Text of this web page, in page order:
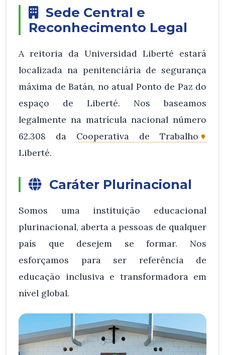
Sede Central e
Reconhecimento Legal
A reitoria da Universidad Liberté estará
localizada na penitenciária de segurança
máxima de Batán, no atual Ponto de Paz do
espaço de Liberté. Nos baseamos
legalmente na matrícula nacional número
62.308 da Cooperativa de Trabalho
Liberté.
Caráter Plurinacional
Somos uma instituição educacional
plurinacional, aberta a pessoas de qualquer
país que desejem se formar. Nos
esforçamos para ser referência de
educação inclusiva e transformadora em
nível global.